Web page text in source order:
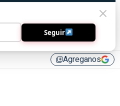
library_addAgreganos
Seguir